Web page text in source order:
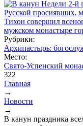
Рубрики:
Архипастырь:
Место:
Свято-Успенский
322
Вы здесь
Главная
→
Новости
→
В канун праздника